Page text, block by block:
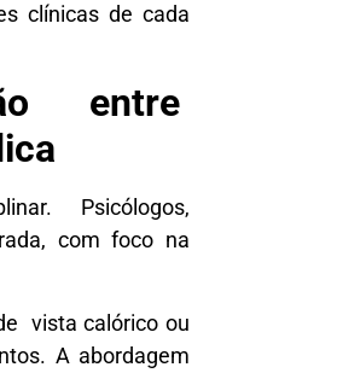
clínicas de cada
entre
Psicólogos,
com foco na
vista calórico ou
A abordagem